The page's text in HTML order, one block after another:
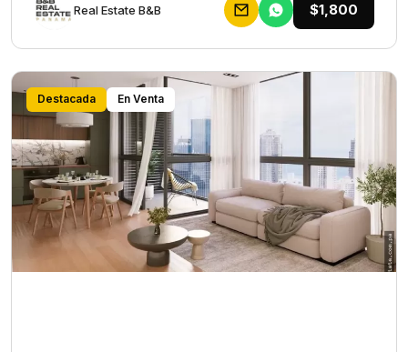
Rеаl Еstаtе В&В $1,800
Destacada En Venta